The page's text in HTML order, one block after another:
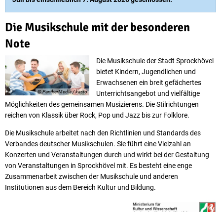
Die Musikschule mit der besonderen
Note
© PantherMedia / kasto
Die Musikschule der Stadt Sprockhövel
bietet Kindern, Jugendlichen und
Erwachsenen ein breit gefächertes
Unterrichtsangebot und vielfältige
Möglichkeiten des gemeinsamen Musizierens. Die Stilrichtungen
reichen von Klassik über Rock, Pop und Jazz bis zur Folklore.
Die Musikschule arbeitet nach den Richtlinien und Standards des
Verbandes deutscher Musikschulen. Sie führt eine Vielzahl an
Konzerten und Veranstaltungen durch und wirkt bei der Gestaltung
von Veranstaltungen in Sprockhövel mit. Es besteht eine enge
Zusammenarbeit zwischen der Musikschule und anderen
Institutionen aus dem Bereich Kultur und Bildung.